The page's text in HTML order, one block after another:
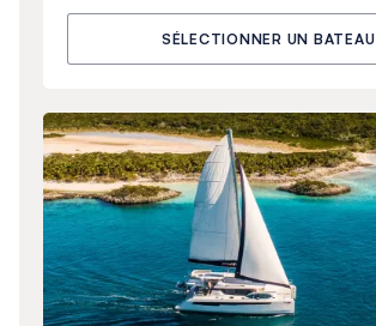
SÉLECTIONNER UN BATEAU